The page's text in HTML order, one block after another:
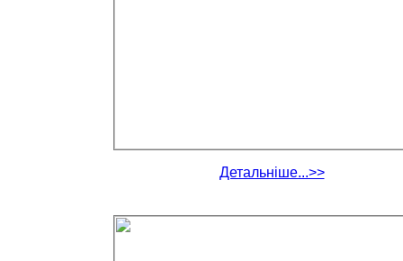
Детальніше...>>